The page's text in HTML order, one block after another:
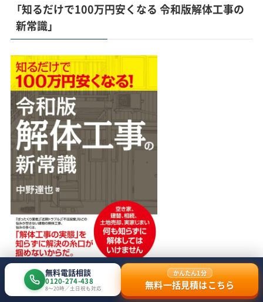
「知るだけで100万円安くなる 令和版解体工事の
新常識」
無料電話相談
0120-274-438
8〜20時／土日祝も対応
かんたん1分
無料一括見積はこちら